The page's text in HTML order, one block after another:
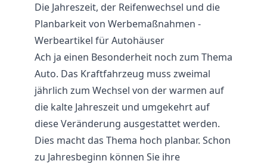
Die Jahreszeit, der Reifenwechsel und die
Planbarkeit von Werbemaßnahmen -
Werbeartikel für Autohäuser
Ach ja einen Besonderheit noch zum Thema
Auto. Das Kraftfahrzeug muss zweimal
jährlich zum Wechsel von der warmen auf
die kalte Jahreszeit und umgekehrt auf
diese Veränderung ausgestattet werden.
Dies macht das Thema hoch planbar. Schon
zu Jahresbeginn können Sie ihre